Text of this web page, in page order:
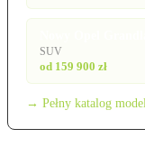
SUV
od 159 900 zł
→ Pełny katalog